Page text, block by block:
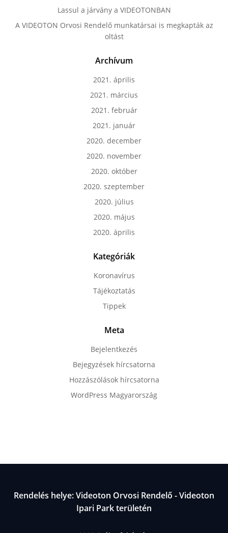
Lassul a járvány a VIDEOTONBAN
A VIDEOTON Orvosi Rendelő munkatársai is megkapták az
oltást
Archívum
2021. április
2021. március
2021. február
2021. január
2020. december
2020. november
2020. október
2020. szeptember
2020. július
2020. május
2020. április
Kategóriák
Koronavírus
Tájékoztatás
Tippek
Meta
Bejelentkezés
Bejegyzések hírcsatorna
Hozzászólások hírcsatorna
WordPress Magyarország
Rendelés helye: Videoton Orvosi Rendelő - Videoton
Ipari Park területén